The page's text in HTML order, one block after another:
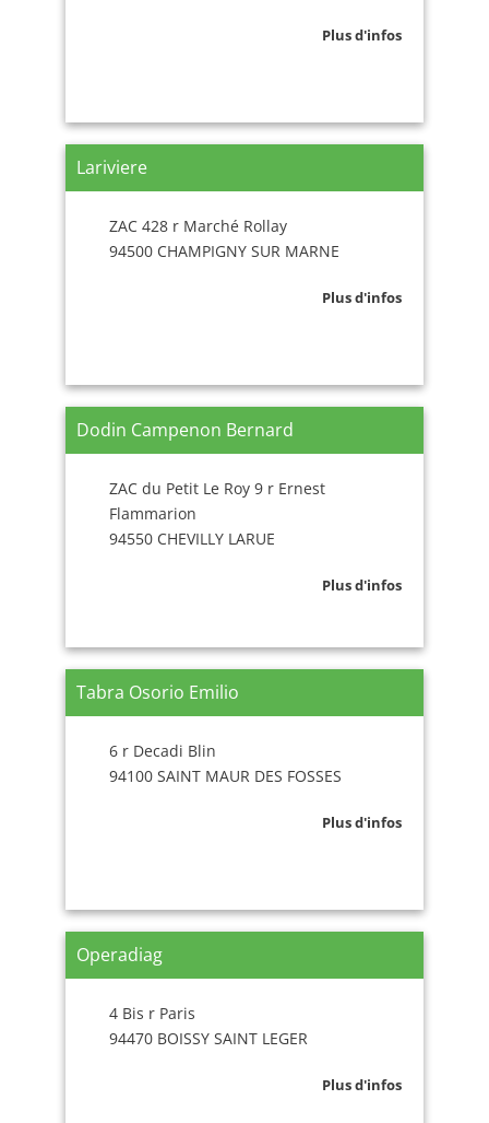
Plus d'infos
Lariviere
ZAC 428 r Marché Rollay
94500 CHAMPIGNY SUR MARNE
Plus d'infos
Dodin Campenon Bernard
ZAC du Petit Le Roy 9 r Ernest
Flammarion
94550 CHEVILLY LARUE
Plus d'infos
Tabra Osorio Emilio
6 r Decadi Blin
94100 SAINT MAUR DES FOSSES
Plus d'infos
Operadiag
4 Bis r Paris
94470 BOISSY SAINT LEGER
Plus d'infos